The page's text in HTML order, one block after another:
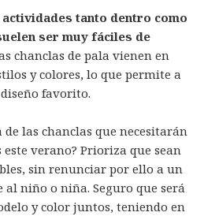
actividades tanto dentro como
ser muy fáciles de
chanclas de pala vienen en
y colores, lo que permite a
favorito.
de las chanclas que necesitarán
verano? Prioriza que sean
sin renunciar por ello a un
al niño o niña. Seguro que será
y color juntos, teniendo en